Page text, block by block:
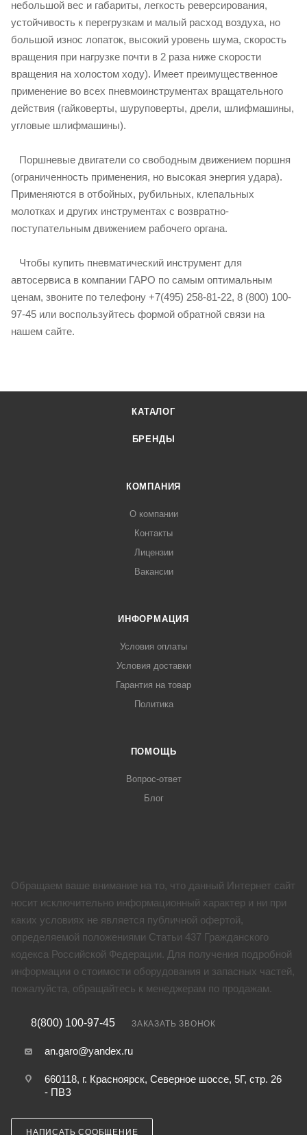
небольшой вес и габариты, легкость реверсирования,
устойчивость к перегрузкам и малый расход воздуха, но
большой износ лопаток, высокий уровень шума, скорость
вращения при нагрузке почти в 2 раза ниже скорости
вращения на холостом ходу). Имеет преимущественное
применение во всех пневмоинструментах вращательного
действия (гайковерты, шуруповерты, дрели, шлифмашины,
угловые шлифмашины).
Поршневые двигатели со свободным движением поршня
(ограниченность применения, но высокая энергия удара).
Применяются в отбойных, рубильных, клепальных
молотках и других инструментах с возвратно-
поступательным движением рабочего органа.
Чтобы купить пневматический инструмент для
автосервиса в компании ГАРО по самым оптимальным
ценам, звоните по телефону +7(495) 258-81-22, 8 (800) 100-
97-45 или воспользуйтесь формой обратной связи на
нашем сайте.
КАТАЛОГ
БРЕНДЫ
КОМПАНИЯ
О компании
Контакты
Лицензии
Вакансии
ИНФОРМАЦИЯ
Условия оплаты
Условия доставки
Гарантия на товар
Политика
ПОМОЩЬ
Вопрос-ответ
Блог
Обращаем ваше внимание на то, что данный Интернет сайт
носит исключительно информационный характер и ни при
каких условиях не является публичной офертой,
определяемой положениями Статьи 437 Гражданского
кодекса Российской Федерации. Для получения подробной
информации о стоимости оборудования и запасных частей,
пожалуйста, обращайтесь к менеджерам по продажам.
8(800) 100-97-45 ЗАКАЗАТЬ ЗВОНОК
an.garo@yandex.ru
660118, г. Красноярск, Северное шоссе, 5Г, стр. 26
- ПВЗ
НАПИСАТЬ СООБЩЕНИЕ